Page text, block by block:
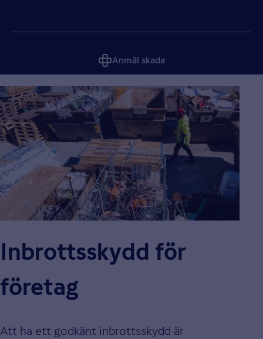
Anmäl skada
Inbrottsskydd för
företag
Att ha ett godkänt inbrottsskydd är